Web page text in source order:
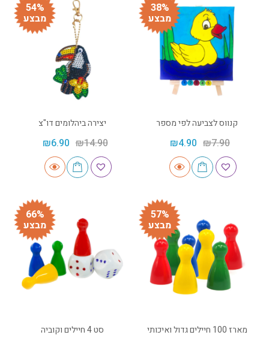
38%
מבצע
קנווס לצביעה לפי מספר
₪7.90
₪4.90
54%
מבצע
יצירה ביהלומים דו"צ
₪14.90
₪6.90
57%
מבצע
מארז 100 חיילים גדול ואיכותי
66%
מבצע
סט 4 חיילים וקוביה